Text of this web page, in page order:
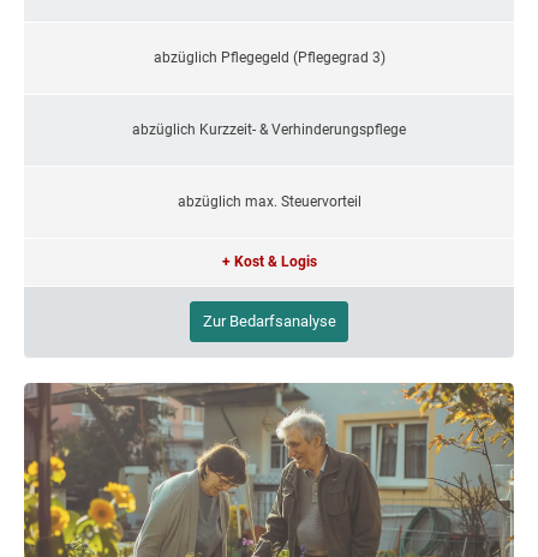
abzüglich Pflegegeld (Pflegegrad 3)
abzüglich Kurzzeit- & Verhinderungspflege
abzüglich max. Steuervorteil
+ Kost & Logis
Zur Bedarfsanalyse